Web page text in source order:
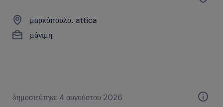
μαρκόπουλο, attica
μόνιμη
δημοσιεύτηκε 4 αυγούστου 2026